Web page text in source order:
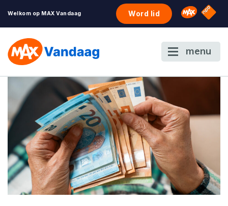
Welkom op MAX Vandaag Word lid Omroep
NPO
menu